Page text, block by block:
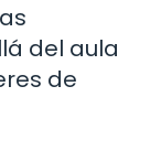
del aula
de